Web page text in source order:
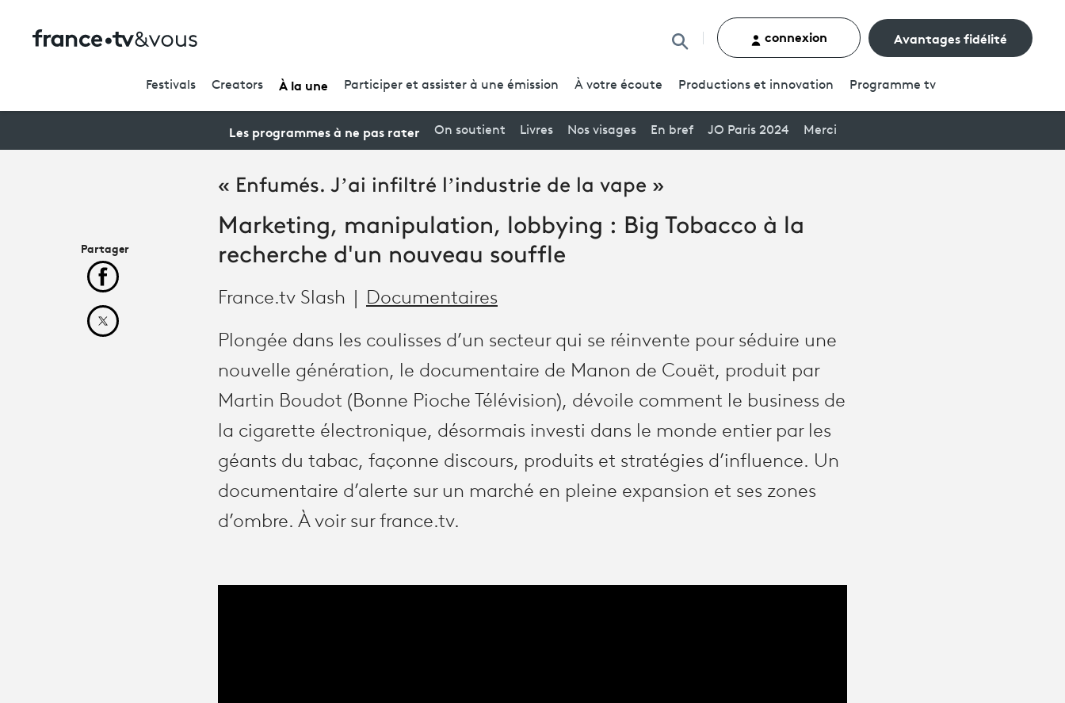
Rechercher un contenu
connexion Avantages fidélité
Festivals Creators À la une Participer et assister à une émission À votre écoute Productions et innovation Programme tv
Les programmes à ne pas rater On soutient Livres Nos visages En bref JO Paris 2024 Merci
« Enfumés. J’ai infiltré l’industrie de la vape »
Marketing, manipulation, lobbying : Big Tobacco à la
recherche d'un nouveau souffle
France.tv Slash Documentaires
Plongée dans les coulisses d’un secteur qui se réinvente pour séduire une
nouvelle génération, le documentaire de Manon de Couët, produit par
Martin Boudot (Bonne Pioche Télévision), dévoile comment le business de
la cigarette électronique, désormais investi dans le monde entier par les
géants du tabac, façonne discours, produits et stratégies d’influence. Un
documentaire d’alerte sur un marché en pleine expansion et ses zones
d’ombre. À voir sur france.tv.
Partager
Partager cet article sur Facebook
Partager cet article sur X